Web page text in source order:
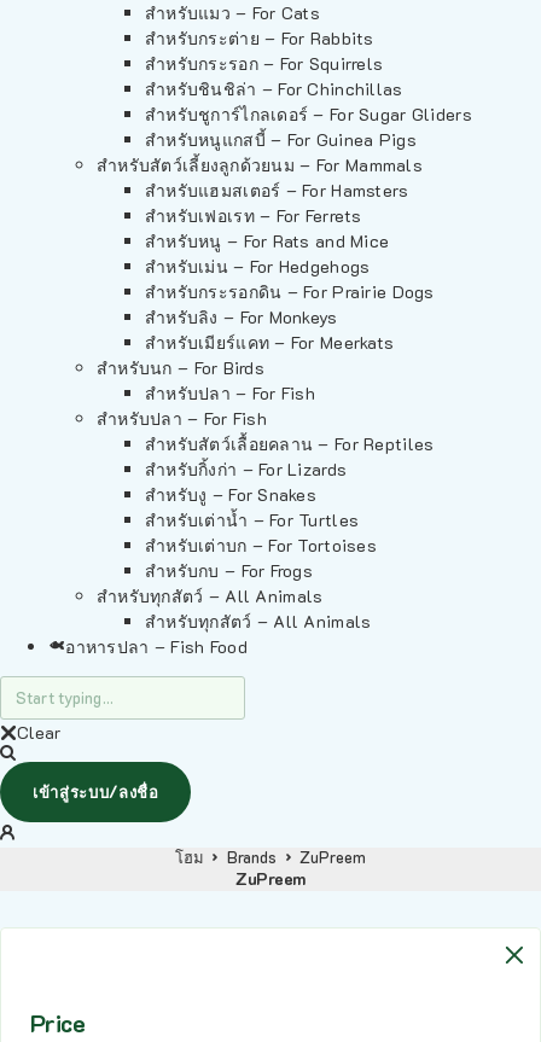
สำหรับแมว – For Cats
สำหรับกระต่าย – For Rabbits
สำหรับกระรอก – For Squirrels
สำหรับชินชิล่า – For Chinchillas
สำหรับชูการ์ไกลเดอร์ – For Sugar Gliders
สำหรับหนูแกสบี้ – For Guinea Pigs
สำหรับสัตว์เลี้ยงลูกด้วยนม – For Mammals
สำหรับแฮมสเตอร์ – For Hamsters
สำหรับเฟอเรท – For Ferrets
สำหรับหนู – For Rats and Mice
สำหรับเม่น – For Hedgehogs
สำหรับกระรอกดิน – For Prairie Dogs
สำหรับลิง – For Monkeys
สำหรับเมียร์แคท – For Meerkats
สำหรับนก – For Birds
สำหรับปลา – For Fish
สำหรับปลา – For Fish
สำหรับสัตว์เลื้อยคลาน – For Reptiles
สำหรับกิ้งก่า – For Lizards
สำหรับงู – For Snakes
สำหรับเต่าน้ำ – For Turtles
สำหรับเต่าบก – For Tortoises
สำหรับกบ – For Frogs
สำหรับทุกสัตว์ – All Animals
สำหรับทุกสัตว์ – All Animals
อาหารปลา – Fish Food
Clear
เข้าสู่ระบบ/ลงชื่อ
โฮม Brands ZuPreem
ZuPreem
Price